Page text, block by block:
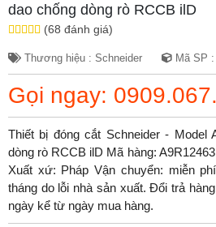
dao chống dòng rò RCCB ilD
(68 đánh giá)
Thương hiệu : Schneider Mã SP
Gọi ngay:
Thiết bị đóng cắt Schneider - Model
dòng rò RCCB ilD Mã hàng:
Xuất xứ: Pháp Vận chuyển: miễn
tháng do lỗi nhà sản xuất. Đổi trả
ngày kể từ ngày mua hàng.